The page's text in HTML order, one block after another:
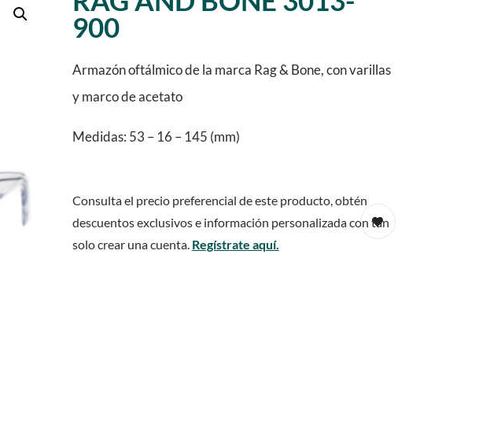
900
Armazón oftálmico de la marca Rag & Bone, con varillas
y marco de acetato
Medidas: 53 – 16 – 145 (mm)
Consulta el precio preferencial de este producto, obtén
descuentos exclusivos e información personalizada con tan
solo crear una cuenta. Regístrate aquí.